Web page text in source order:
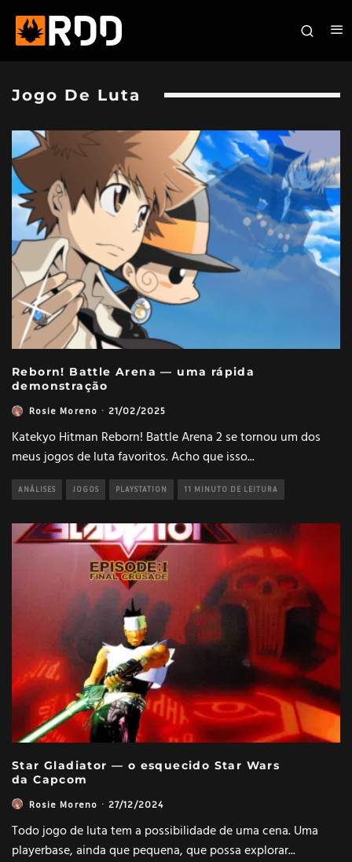
Jogo De Luta
Reborn! Battle Arena — uma rápida
demonstração
Rosie Moreno · 21/02/2025
Katekyo Hitman Reborn! Battle Arena 2 se tornou um dos
meus jogos de luta favoritos. Acho que isso...
ANÁLISES JOGOS PLAYSTATION 11 MINUTO DE LEITURA
Star Gladiator — o esquecido Star Wars
da Capcom
Rosie Moreno · 27/12/2024
Todo jogo de luta tem a possibilidade de uma cena. Uma
playerbase, ainda que pequena, que possa explorar...